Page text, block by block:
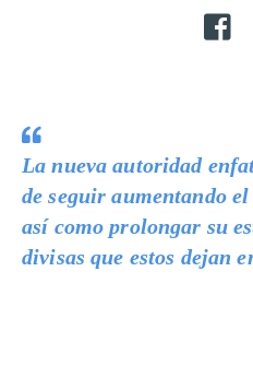
La nueva autoridad
de seguir aumentando
así como prolongar su
divisas que estos dejan